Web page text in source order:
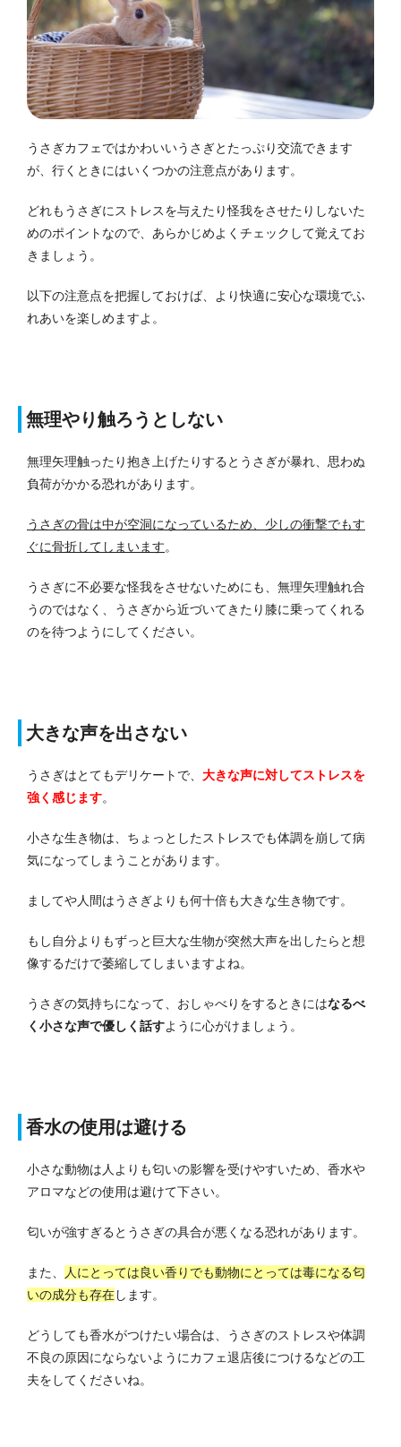
うさぎカフェではかわいいうさぎとたっぷり交流できます
が、行くときにはいくつかの注意点があります。
どれもうさぎにストレスを与えたり怪我をさせたりしないた
めのポイントなので、あらかじめよくチェックして覚えてお
きましょう。
以下の注意点を把握しておけば、より快適に安心な環境でふ
れあいを楽しめますよ。
無理やり触ろうとしない
無理矢理触ったり抱き上げたりするとうさぎが暴れ、思わぬ
負荷がかかる恐れがあります。
うさぎの骨は中が空洞になっているため、少しの衝撃でもす
ぐに骨折してしまいます。
うさぎに不必要な怪我をさせないためにも、無理矢理触れ合
うのではなく、うさぎから近づいてきたり膝に乗ってくれる
のを待つようにしてください。
大きな声を出さない
うさぎはとてもデリケートで、 大きな声に対してストレスを
強く感じます。
小さな生き物は、ちょっとしたストレスでも体調を崩して病
気になってしまうことがあります。
ましてや人間はうさぎよりも何十倍も大きな生き物です。
もし自分よりもずっと巨大な生物が突然大声を出したらと想
像するだけで萎縮してしまいますよね。
うさぎの気持ちになって、おしゃべりをするときにはなるべ
く小さな声で優しく話すように心がけましょう。
香水の使用は避ける
小さな動物は人よりも匂いの影響を受けやすいため、香水や
アロマなどの使用は避けて下さい。
匂いが強すぎるとうさぎの具合が悪くなる恐れがあります。
また、
人にとっては良い香りでも動物にとっては毒になる匂
いの成分も存在します。
どうしても香水がつけたい場合は、うさぎのストレスや体調
不良の原因にならないようにカフェ退店後につけるなどの工
夫をしてくださいね。